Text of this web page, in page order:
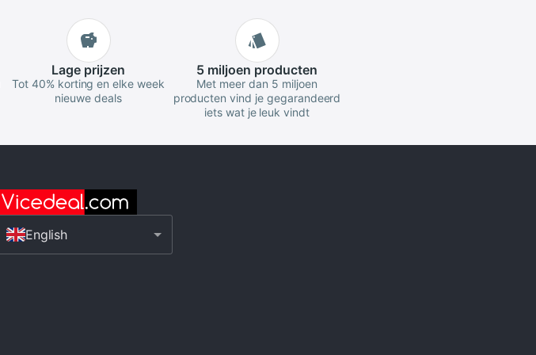
Lage prijzen
Tot 40% korting en elke week
nieuwe deals
5 miljoen producten
Met meer dan 5 miljoen
producten vind je gegarandeerd
iets wat je leuk vindt
English